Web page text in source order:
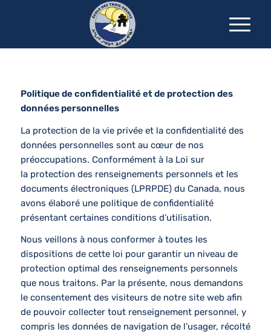
Politique de confidentialité et de protection des
données personnelles
La protection de la vie privée et la confidentialité des
données personnelles sont au cœur de nos
préoccupations. Conformément à la Loi sur
la protection des renseignements personnels et les
documents électroniques (LPRPDE) du Canada, nous
avons élaboré une politique de confidentialité
présentant certaines conditions d’utilisation.
Nous veillons à nous conformer à toutes les
dispositions de cette loi pour garantir un niveau de
protection optimal des renseignements personnels
que nous traitons. Par la présente, nous demandons
le consentement des visiteurs de notre site web afin
de pouvoir collecter tout renseignement personnel, y
compris les données de navigation de l’usager, récolté